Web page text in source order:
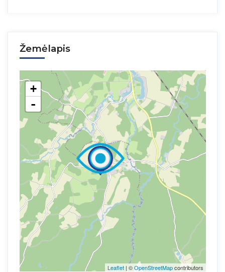
Žemėlapis
+
-
Leaflet| ©OpenStreetMapcontributors